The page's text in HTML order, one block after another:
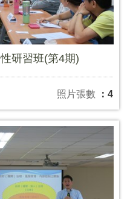
研習班(第4期)
照片張數 ：4